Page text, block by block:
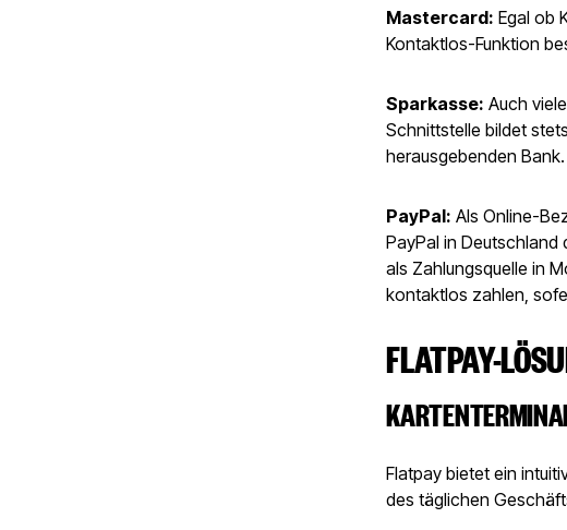
Mastercard: Egal ob
Kontaktlos-Funktion
Sparkasse: Auch
Schnittstelle bildet
herausgebenden Bank.
PayPal: Als Online-
PayPal in
als Zahlungsquelle in
kontaktlos zahlen,
FLATPAY-
Flatpay bietet ein
des täglichen